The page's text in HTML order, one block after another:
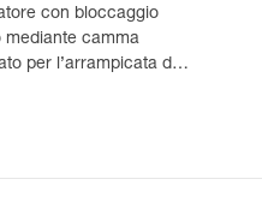
con bloccaggio
mediante camma
per l’arrampicata da